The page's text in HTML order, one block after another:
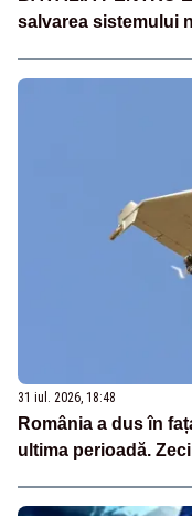
salvarea sistemului
31 iul. 2026, 18:48
România a dus în
ultima perioadă.